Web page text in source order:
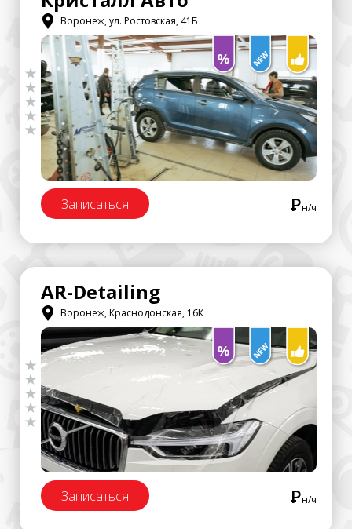
Воронеж, ул. Ростовская, 41Б
Записаться Рн/ч
AR-Detailing
Воронеж, Краснодонская, 16К
Записаться Рн/ч